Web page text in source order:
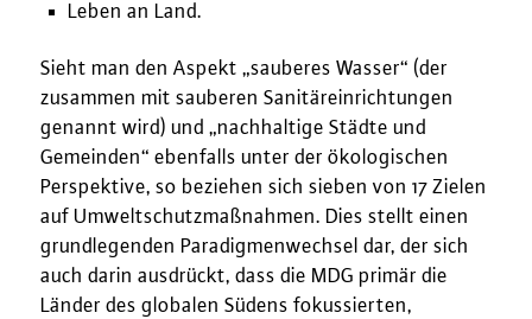
Leben an Land.
Sieht man den Aspekt „sauberes Wasser“ (der
zusammen mit sauberen Sanitäreinrichtungen
genannt wird) und „nachhaltige Städte und
Gemeinden“ ebenfalls unter der ökologischen
Perspektive, so beziehen sich sieben von 17 Zielen
auf Umweltschutzmaßnahmen. Dies stellt einen
grundlegenden Paradigmenwechsel dar, der sich
auch darin ausdrückt, dass die MDG primär die
Länder des globalen Südens fokussierten,